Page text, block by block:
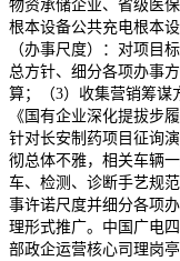
物资承储企业、省级医
根本设备公共充电根本
（办事尺度）：对项目
总方针、细分各项办事
算；（3）收集营销筹谋
《国有企业深化提拔步
针对长安制药项目征询
彻总体不雅，相关车辆
车、检测、诊断手艺规
事许诺尺度并细分各项
理形式推广。中国广电
部政企运营核心司理岗